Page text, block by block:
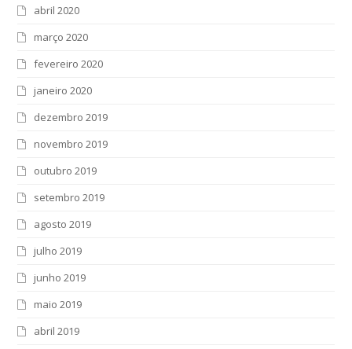
abril 2020
março 2020
fevereiro 2020
janeiro 2020
dezembro 2019
novembro 2019
outubro 2019
setembro 2019
agosto 2019
julho 2019
junho 2019
maio 2019
abril 2019